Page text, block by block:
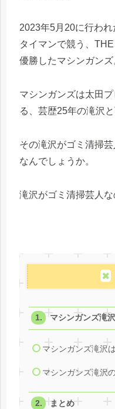
2023年5月20に行わ
タイマンで競う、
優勝したマシンガンズ
マシンガンズは太田
る、芸歴25年の滝沢
その滝沢がゴミ清掃
なんでしょうか。
滝沢がゴミ清掃芸人な
マシンガンズ滝
マシンガンズ滝沢
マシンガンズ滝沢
まとめ